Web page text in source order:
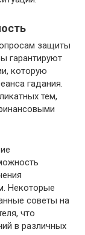
защиты
гарантируют
которую
гадания.
тем,
Некоторые
советы на
что
в различных